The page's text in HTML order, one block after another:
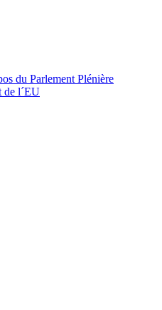
du Parlement Plénière
de l´EU